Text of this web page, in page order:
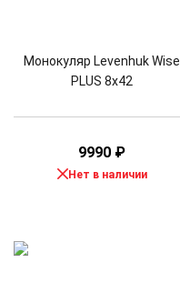
Монокуляр Levenhuk Wise
PLUS 8x42
9990 ₽
Нет в наличии